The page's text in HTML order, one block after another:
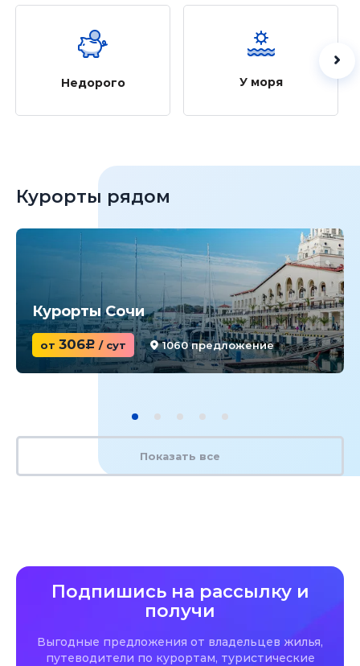
Недорого У моря
Курорты рядом
Курорты Сочи
от 306c / сут 1060 предложение
Показать все
Подпишись на рассылку и
получи
Выгодные предложения от владельцев жилья,
путеводители по курортам, туристические